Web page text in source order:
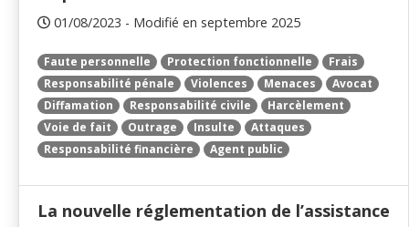
01/08/2023 - Modifié en septembre 2025
Faute personnelle Protection fonctionnelle
Frais
Responsabilité pénale
Violences Menaces
Avocat
Diffamation
Responsabilité civile
Harcèlement
Voie de fait
Outrage Insulte
Attaques
Responsabilité financière
Agent public
La nouvelle réglementation de l’assistance